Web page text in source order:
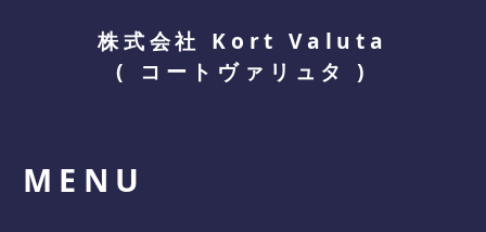
株式会社 Kort Valuta
( コートヴァリュタ )
MENU